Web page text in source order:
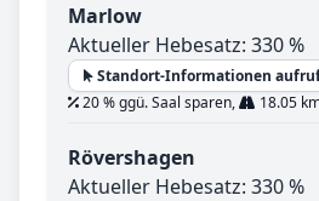
Marlow
Aktueller Hebesatz: 330 %
Standort-Informationen
20 % ggü. Saal sparen,
18.05
Rövershagen
Aktueller Hebesatz: 330 %